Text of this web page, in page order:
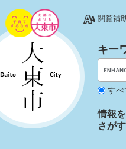
閲覧補
キー
すべ
情報を
さがす